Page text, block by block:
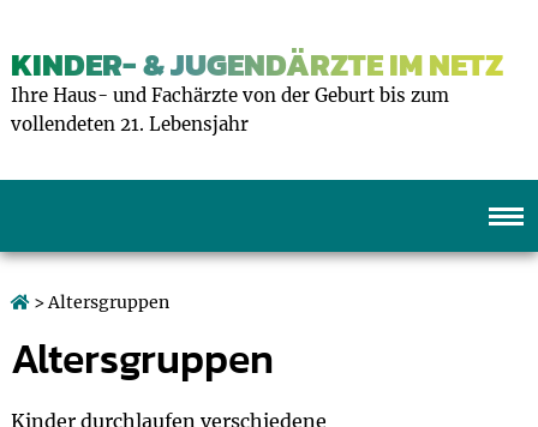
KINDER- & JUGENDÄRZTE IM NETZ
Ihre Haus- und Fachärzte von der Geburt bis zum
vollendeten 21. Lebensjahr
> Altersgruppen
Altersgruppen
Kinder durchlaufen verschiedene